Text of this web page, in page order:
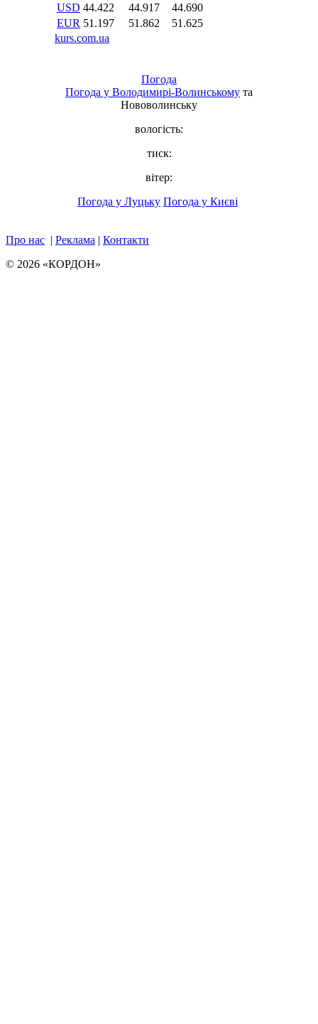
Погода
Погода у Володимирі-Волинському та
Нововолинську
вологість:
тиск:
вітер:
Погода у Луцьку Погода у Києві
Про нас | Реклама | Контакти
© 2026 «КОРДОН»